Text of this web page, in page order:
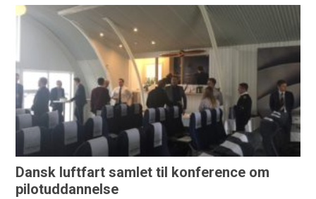
Dansk luftfart samlet til konference om
pilotuddannelse